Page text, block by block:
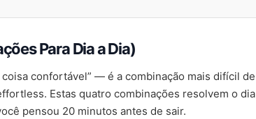
Para Dia a Dia)
confortável” — é a combinação mais difícil de
Estas quatro combinações resolvem o
pensou 20 minutos antes de sair.